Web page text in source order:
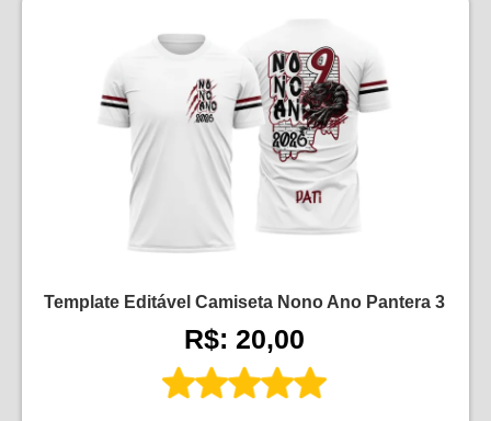
Template Editável Camiseta Nono Ano Pantera 3
R$: 20,00